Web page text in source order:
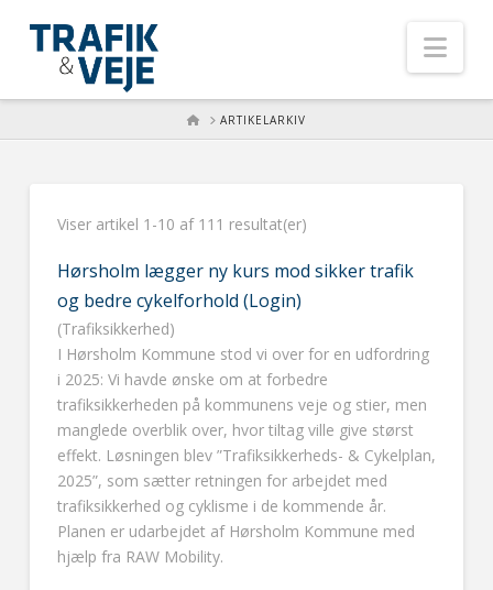
HOMEARTIKELARKIV
Viser artikel 1-10 af 111 resultat(er)
Hørsholm lægger ny kurs mod sikker trafik
og bedre cykelforhold (Login)
(Trafiksikkerhed)
I Hørsholm Kommune stod vi over for en udfordring
i 2025: Vi havde ønske om at forbedre
trafiksikkerheden på kommunens veje og stier, men
manglede overblik over, hvor tiltag ville give størst
effekt. Løsningen blev ”Trafiksikkerheds- & Cykelplan,
2025”, som sætter retningen for arbejdet med
trafiksikkerhed og cyklisme i de kommende år.
Planen er udarbejdet af Hørsholm Kommune med
hjælp fra RAW Mobility.